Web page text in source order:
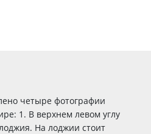
четыре фотографии
1. В верхнем левом углу
На лоджии стоит